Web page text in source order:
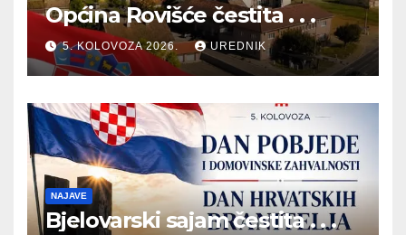
Općina Rovišće čestita . . .
5. KOLOVOZA 2026. UREDNIK
NAJAVE
Bjelovarski sajam čestita . . .